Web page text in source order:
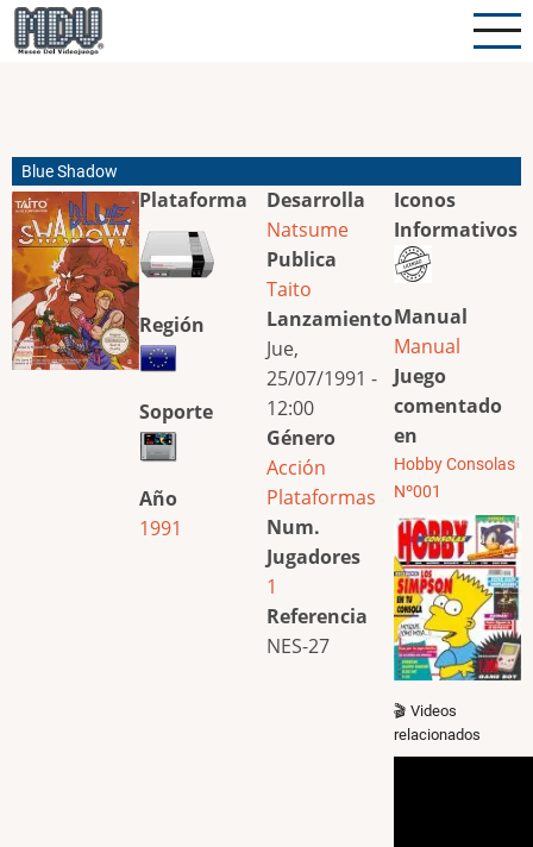
Pasar
al
Blue Shadow
Plataforma
Región
Soporte
Año
1991
Desarrolla
Natsume
Publica
Taito
Lanzamiento
Jue,
25/07/1991 -
12:00
Género
Acción
Plataformas
Num.
Jugadores
1
Referencia
NES-27
Iconos
Informativos
Manual
Manual
Juego
comentado
en
Hobby Consolas
Nº001
🎬 Videos
relacionados